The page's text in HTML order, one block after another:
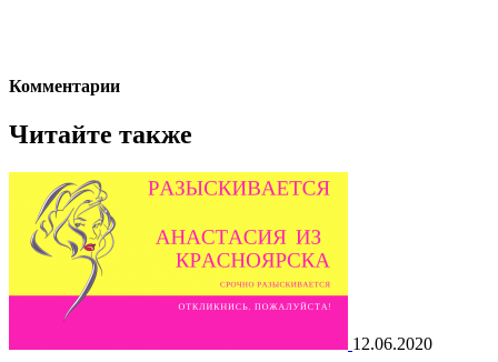
Комментарии
Читайте также
12.06.2020